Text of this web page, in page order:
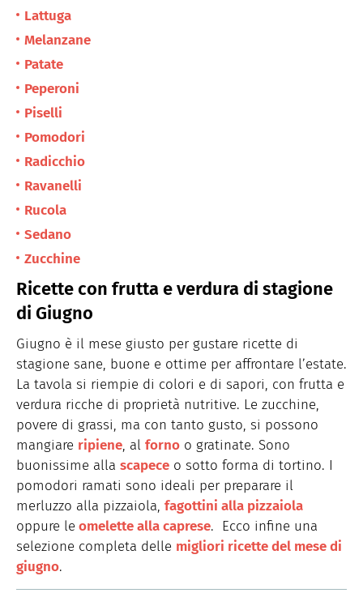
Lattuga
Melanzane
Patate
Peperoni
Piselli
Pomodori
Radicchio
Ravanelli
Rucola
Sedano
Zucchine
Ricette con frutta e verdura di stagione
di Giugno
Giugno è il mese giusto per gustare ricette di
stagione sane, buone e ottime per affrontare l’estate.
La tavola si riempie di colori e di sapori, con frutta e
verdura ricche di proprietà nutritive. Le zucchine,
povere di grassi, ma con tanto gusto, si possono
mangiare ripiene, al forno o gratinate. Sono
buonissime alla scapece o sotto forma di tortino. I
pomodori ramati sono ideali per preparare il
merluzzo alla pizzaiola, fagottini alla pizzaiola
oppure le omelette alla caprese. Ecco infine una
selezione completa delle migliori ricette del mese di
giugno.